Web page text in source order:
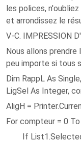
les polices,
et arrondissez le
V-C. IMPRESSION
Nous allons
peu importe si tous
Dim RappL As
LigSel As Integer,
AligH =
For compteur = 0
If